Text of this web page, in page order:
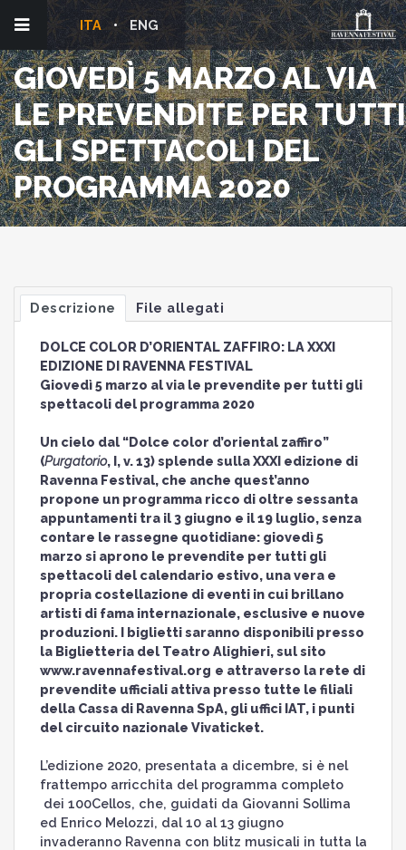
ENG
ITA
GIOVEDÌ 5 MARZO AL VIA
LE PREVENDITE PER TUTTI
GLI SPETTACOLI DEL
PROGRAMMA 2020
Descrizione File allegati
DOLCE COLOR D’ORIENTAL ZAFFIRO: LA XXXI
EDIZIONE DI RAVENNA FESTIVAL
Giovedì 5 marzo al via le prevendite per tutti gli
spettacoli del programma 2020
Un cielo dal “Dolce color d’oriental zaffiro”
(Purgatorio, I, v. 13) splende sulla XXXI edizione di
Ravenna Festival, che anche quest’anno
propone un programma ricco di oltre sessanta
appuntamenti tra il 3 giugno e il 19 luglio, senza
contare le rassegne quotidiane: giovedì 5
marzo si aprono le prevendite per tutti gli
spettacoli del calendario estivo, una vera e
propria costellazione di eventi in cui brillano
artisti di fama internazionale, esclusive e nuove
produzioni. I biglietti saranno disponibili presso
la Biglietteria del Teatro Alighieri, sul sito
www.ravennafestival.org e attraverso la rete di
prevendite ufficiali attiva presso tutte le filiali
della Cassa di Ravenna SpA, gli uffici IAT, i punti
del circuito nazionale Vivaticket.
L’edizione 2020, presentata a dicembre, si è nel
frattempo arricchita del programma completo
dei 100Cellos, che, guidati da Giovanni Sollima
ed Enrico Melozzi, dal 10 al 13 giugno
invaderanno Ravenna con blitz musicali in tutta la